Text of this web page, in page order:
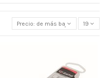
Precio: de más bajo a más alto
19